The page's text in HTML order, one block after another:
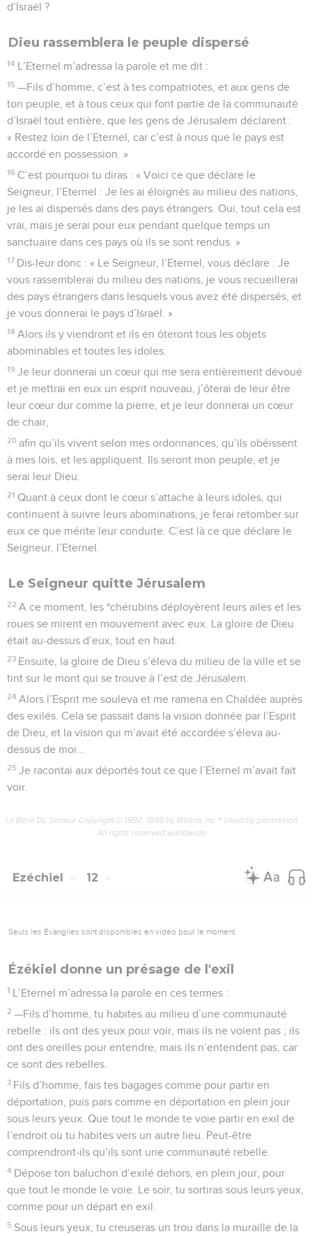
d’Israël ?
Dieu rassemblera le peuple dispersé
14 L’Eternel m’adressa la parole et me dit :
15 —Fils d’homme, c’est à tes compatriotes, et aux gens de
ton peuple, et à tous ceux qui font partie de la communauté
d’Israël tout entière, que les gens de Jérusalem déclarent :
« Restez loin de l’Eternel, car c’est à nous que le pays est
accordé en possession. »
16 C’est pourquoi tu diras : « Voici ce que déclare le
Seigneur, l’Eternel : Je les ai éloignés au milieu des nations,
je les ai dispersés dans des pays étrangers. Oui, tout cela est
vrai, mais je serai pour eux pendant quelque temps un
sanctuaire dans ces pays où ils se sont rendus. »
17 Dis-leur donc : « Le Seigneur, l’Eternel, vous déclare : Je
vous rassemblerai du milieu des nations, je vous recueillerai
des pays étrangers dans lesquels vous avez été dispersés, et
je vous donnerai le pays d’Israël. »
18 Alors ils y viendront et ils en ôteront tous les objets
abominables et toutes les idoles.
19 Je leur donnerai un cœur qui me sera entièrement dévoué
et je mettrai en eux un esprit nouveau, j’ôterai de leur être
leur cœur dur comme la pierre, et je leur donnerai un cœur
de chair,
20 afin qu’ils vivent selon mes ordonnances, qu’ils obéissent
à mes lois, et les appliquent. Ils seront mon peuple, et je
serai leur Dieu.
21 Quant à ceux dont le cœur s’attache à leurs idoles, qui
continuent à suivre leurs abominations, je ferai retomber sur
eux ce que mérite leur conduite. C’est là ce que déclare le
Seigneur, l’Eternel.
Le Seigneur quitte Jérusalem
22 A ce moment, les *chérubins déployèrent leurs ailes et les
roues se mirent en mouvement avec eux. La gloire de Dieu
était au-dessus d’eux, tout en haut.
23 Ensuite, la gloire de Dieu s’éleva du milieu de la ville et se
tint sur le mont qui se trouve à l’est de Jérusalem.
24 Alors l’Esprit me souleva et me ramena en Chaldée auprès
des exilés. Cela se passait dans la vision donnée par l’Esprit
de Dieu, et la vision qui m’avait été accordée s’éleva au-
dessus de moi...
25 Je racontai aux déportés tout ce que l’Eternel m’avait fait
voir.
La Bible Du Semeur Copyright © 1992, 1999 by Biblica, Inc.® Used by permission.
All rights reserved worldwide.
Ezéchiel 12
Seuls les Évangiles sont disponibles en vidéo pour le moment.
Ézékiel donne un présage de l'exil
1 L’Eternel m’adressa la parole en ces termes :
2 —Fils d’homme, tu habites au milieu d’une communauté
rebelle : ils ont des yeux pour voir, mais ils ne voient pas ; ils
ont des oreilles pour entendre, mais ils n’entendent pas, car
ce sont des rebelles.
3 Fils d’homme, fais tes bagages comme pour partir en
déportation, puis pars comme en déportation en plein jour
sous leurs yeux. Que tout le monde te voie partir en exil de
l’endroit où tu habites vers un autre lieu. Peut-être
comprendront-ils qu’ils sont une communauté rebelle.
4 Dépose ton baluchon d’exilé dehors, en plein jour, pour
que tout le monde le voie. Le soir, tu sortiras sous leurs yeux,
comme pour un départ en exil.
5 Sous leurs yeux, tu creuseras un trou dans la muraille de la